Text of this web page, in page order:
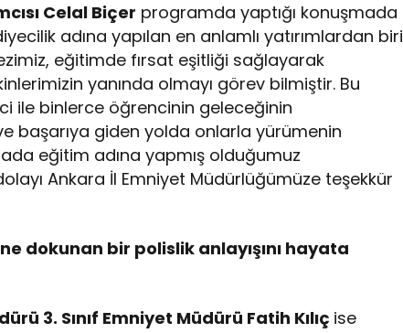
Celal Biçer programda yaptığı konuşmada
adına yapılan en anlamlı yatırımlardan biri
eğitimde fırsat eşitliği sağlayarak
yanında olmayı görev bilmiştir. Bu
ile binlerce öğrencinin geleceğinin
başarıya giden yolda onlarla yürümenin
eğitim adına yapmış olduğumuz
Ankara İl Emniyet Müdürlüğümüze teşekkür
dokunan bir polislik anlayışını hayata
3. Sınıf Emniyet Müdürü Fatih Kılıç ise